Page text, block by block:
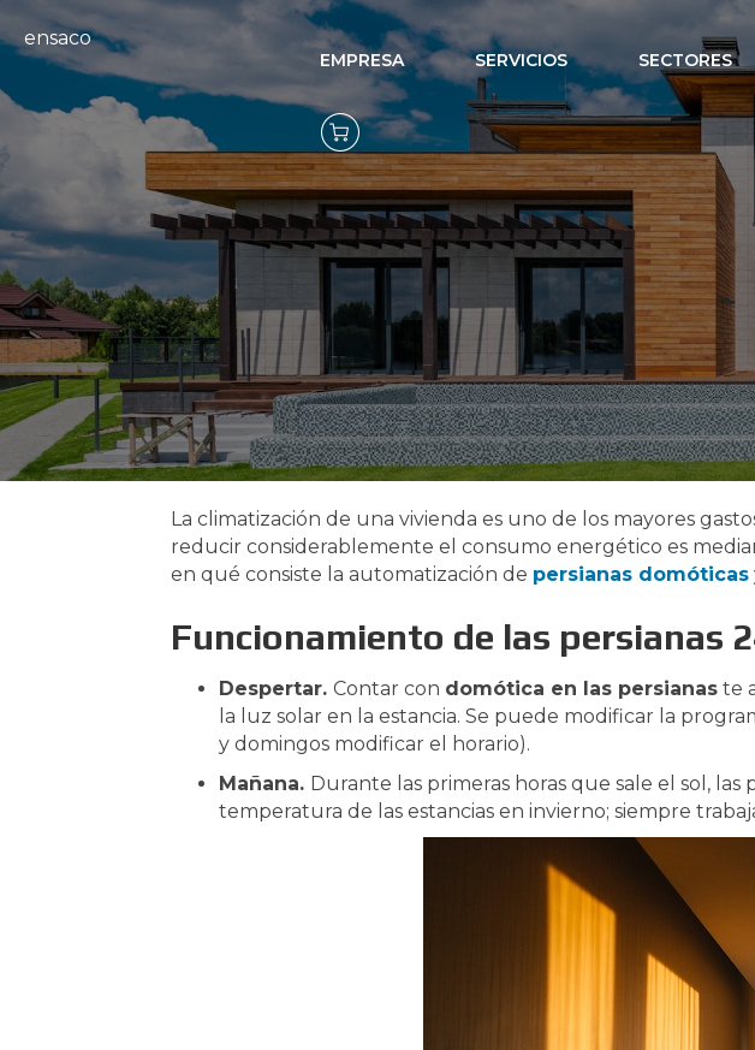
ensaco
EMPRESA SERVICIOS SECTORES
Persianas
La climatización de una vivienda es uno de los mayores
reducir considerablemente el consumo energético es
en qué consiste la automatización de persianas domóticas
Funcionamiento de las persianas
Despertar. Contar con domótica en las persianas te
la luz solar en la estancia. Se puede modificar la
y domingos modificar el horario).
Mañana. Durante las primeras horas que sale el sol,
temperatura de las estancias en invierno; siempre